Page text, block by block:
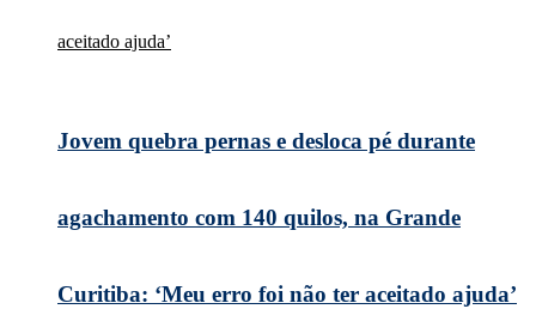
Jovem quebra pernas e desloca pé durante
agachamento com 140 quilos, na Grande
Curitiba: ‘Meu erro foi não ter aceitado ajuda’